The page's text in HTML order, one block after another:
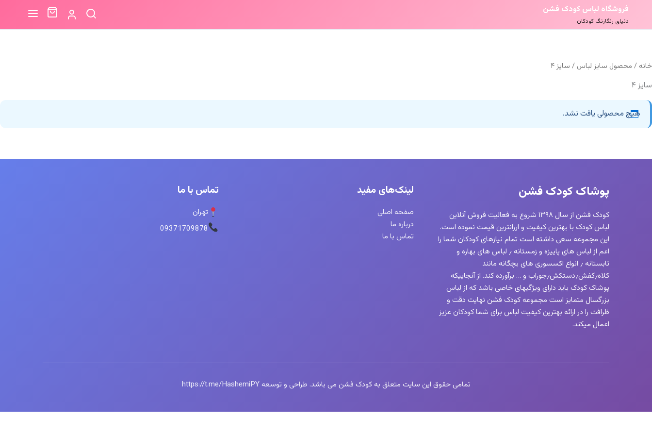
فروشگاه لباس کودک فشن
دنیای رنگارنگ کودکان
خانه / محصول سایز لباس / سایز ۴
سایز ۴
هیچ محصولی یافت نشد.
پوشاک کودک فشن
کودک فشن از سال ۱۳۹۸ شروع به فعالیت فروش آنلاین
لباس کودک با بهترین کیفیت و ارزانترین قیمت نموده است.
این مجموعه سعی داشته است تمام نیازهای کودکان شما را
اعم از لباس های پاییزه و زمستانه ٫ لباس های بهاره و
تابستانه ٫ انواع اکسسوری های بچگانه مانند
کلاه٫کفش٫دستکش٫جوراب و … برآورده کند. از آنجاییکه
پوشاک کودک باید دارای ویژگیهای خاصی باشد که از لباس
بزرگسال متمایز است مجموعه کودک فشن نهایت دقت و
ظرافت را در ارائه بهترین کیفیت لباس برای شما کودکان عزیز
اعمال میکند.
لینک‌های مفید
صفحه اصلی
درباره ما
تماس با ما
تماس با ما
تهران
09371709878
تمامی حقوق این سایت متعلق به کودک فشن می باشد. طراحی و توسعه https://t.me/HashemiPY